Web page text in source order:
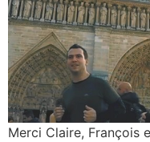
Merci Claire, François